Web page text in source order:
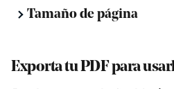
Tamaño de página
Exporta tu PDF para